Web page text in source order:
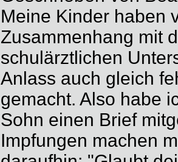
Meine Kinder haben
Zusammenhang mit
schulärztlichen
Anlass auch gleich
gemacht. Also habe
Sohn einen Brief
Impfungen machen